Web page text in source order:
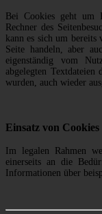
Bei Cookies geht um
Rechner des
kann es sich um
Seite handeln, aber
eigenständig vom
abgelegten Textdateien
wurden, auch wieder
Einsatz von Cookies
Im legalen Rahmen
einerseits an die
Informationen über